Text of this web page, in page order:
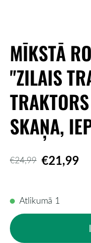
MĪKSTĀ
"ZILAIS
SKAŅA,
€24,99 €21,99
Atlikumā 1